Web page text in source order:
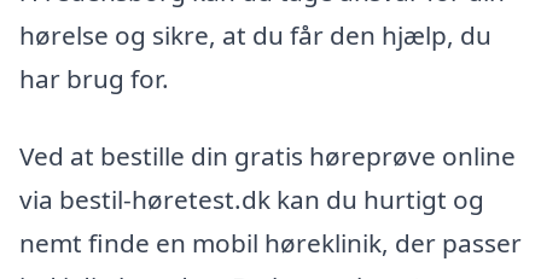
hørelse og sikre, at du får den hjælp, du
har brug for.
Ved at bestille din gratis høreprøve online
via bestil-høretest.dk kan du hurtigt og
nemt finde en mobil høreklinik, der passer